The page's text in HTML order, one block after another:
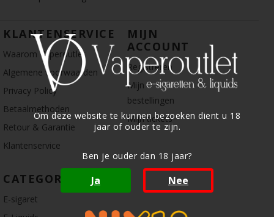
Om deze website te kunnen bezoeken dient u 18
jaar of ouder te zijn.
Ben je ouder dan 18 jaar?
Ja Nee
KLANTENSERVICE
Waarom Vaperoutlet
Algemene voorwaarden
Privacy Policy
Betaalmethoden
Retour & Garantie
Klantenservice
MIJN
ACCOUNT
Registreren
Mijn
bestellingen
Mijn tickets
CATEGORIE
E-sigaret